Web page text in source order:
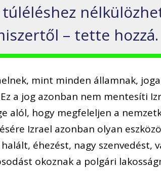
– tette hozzá.
mint minden államnak,
a jog azonban nem mentesíti
alól, hogy megfeleljen a
Izrael azonban olyan
éhezést, nagy szenvedést,
okoznak a polgári